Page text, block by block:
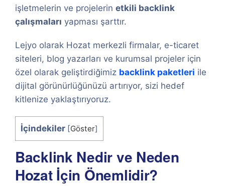
işletmelerin ve projelerin etkili backlink
çalışmaları yapması şarttır.
Lejyo olarak Hozat merkezli firmalar, e-ticaret
siteleri, blog yazarları ve kurumsal projeler için
özel olarak geliştirdiğimiz backlink paketleri ile
dijital görünürlüğünüzü artırıyor, sizi hedef
kitlenize yaklaştırıyoruz.
İçindekiler [Göster]
Backlink Nedir ve Neden
Hozat İçin Önemlidir?